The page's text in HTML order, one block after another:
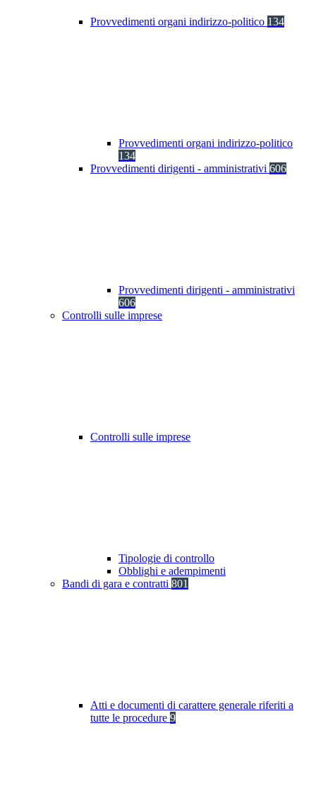
Provvedimenti organi indirizzo-politico 134
Provvedimenti organi indirizzo-politico
134
Provvedimenti dirigenti - amministrativi 606
Provvedimenti dirigenti - amministrativi
606
Controlli sulle imprese
Controlli sulle imprese
Tipologie di controllo
Obblighi e adempimenti
Bandi di gara e contratti 801
Atti e documenti di carattere generale riferiti a
tutte le procedure 9